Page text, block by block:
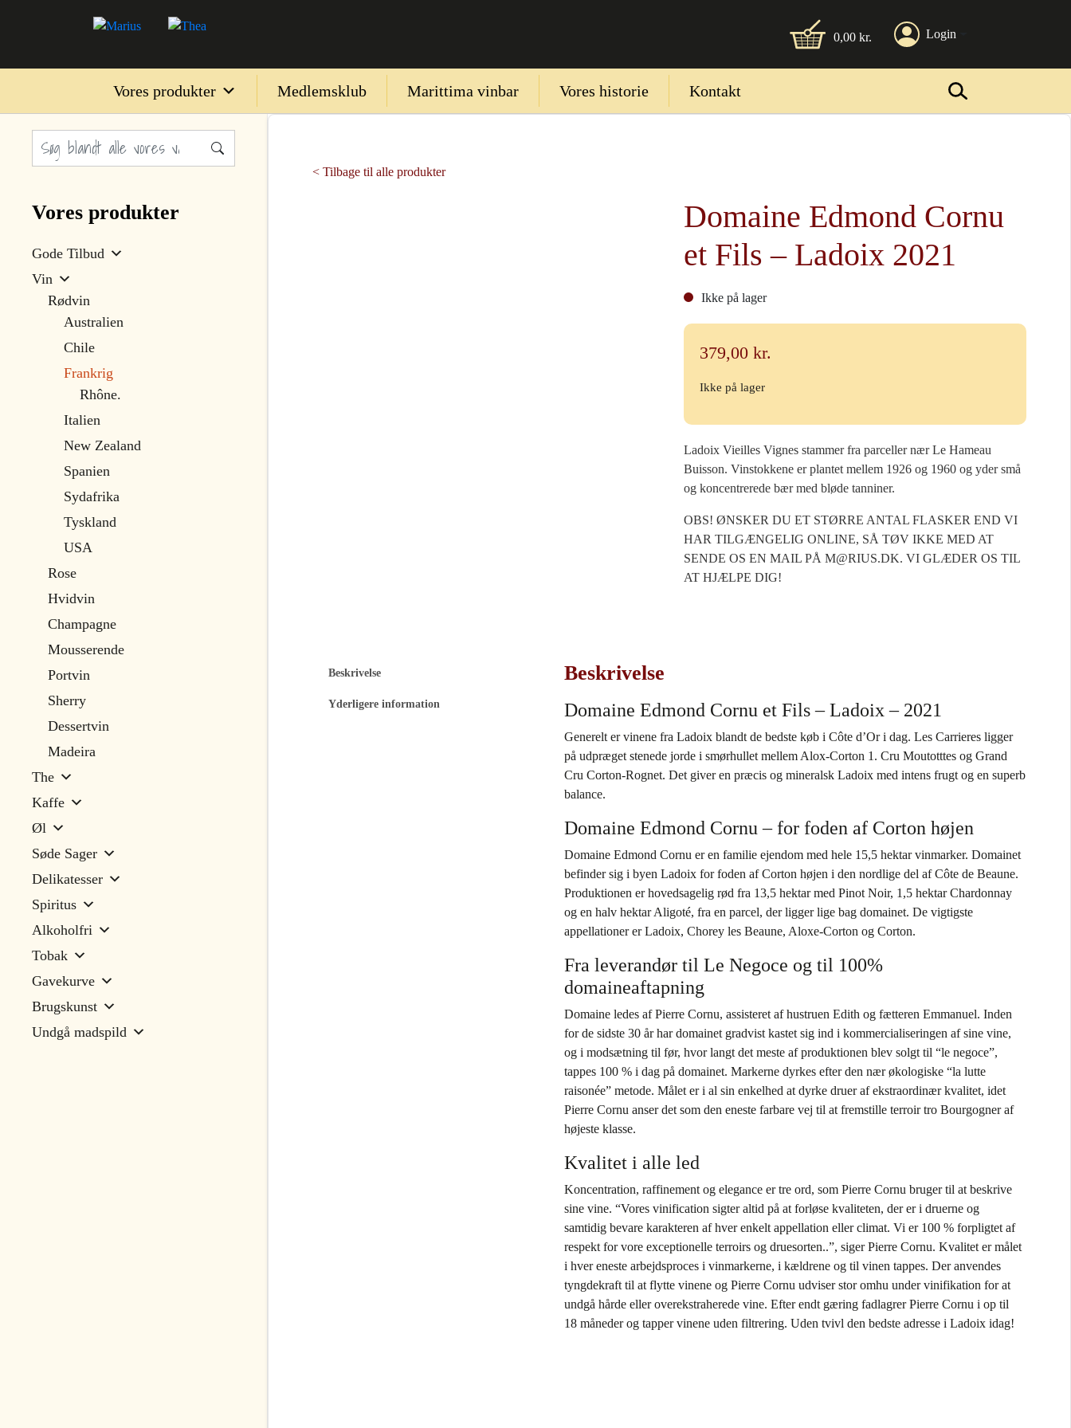
0,00kr. Login
Vores produkter Medlemsklub Marittima vinbar Vores historie Kontakt
Vores produkter
Gode Tilbud
Vin
Rødvin
Australien
Chile
Frankrig
Rhône.
Italien
New Zealand
Spanien
Sydafrika
Tyskland
USA
Rose
Hvidvin
Champagne
Mousserende
Portvin
Sherry
Dessertvin
Madeira
The
Kaffe
Øl
Søde Sager
Delikatesser
Spiritus
Alkoholfri
Tobak
Gavekurve
Brugskunst
Undgå madspild
< Tilbage til alle produkter
Domaine Edmond Cornu
et Fils – Ladoix 2021
Ikke på lager
379,00 kr.
Ikke på lager
Ladoix Vieilles Vignes stammer fra parceller nær Le Hameau
Buisson. Vinstokkene er plantet mellem 1926 og 1960 og yder små
og koncentrerede bær med bløde tanniner.
OBS! ØNSKER DU ET STØRRE ANTAL FLASKER END VI
HAR TILGÆNGELIG ONLINE, SÅ TØV IKKE MED AT
SENDE OS EN MAIL PÅ M@RIUS.DK. VI GLÆDER OS TIL
AT HJÆLPE DIG!
Beskrivelse
Yderligere information
Beskrivelse
Domaine Edmond Cornu et Fils – Ladoix – 2021
Generelt er vinene fra Ladoix blandt de bedste køb i Côte d’Or i dag. Les Carrieres ligger
på udpræget stenede jorde i smørhullet mellem Alox-Corton 1. Cru Moutotttes og Grand
Cru Corton-Rognet. Det giver en præcis og mineralsk Ladoix med intens frugt og en superb
balance.
Domaine Edmond Cornu – for foden af Corton højen
Domaine Edmond Cornu er en familie ejendom med hele 15,5 hektar vinmarker. Domainet
befinder sig i byen Ladoix for foden af Corton højen i den nordlige del af Côte de Beaune.
Produktionen er hovedsagelig rød fra 13,5 hektar med Pinot Noir, 1,5 hektar Chardonnay
og en halv hektar Aligoté, fra en parcel, der ligger lige bag domainet. De vigtigste
appellationer er Ladoix, Chorey les Beaune, Aloxe-Corton og Corton.
Fra leverandør til Le Negoce og til 100%
domaineaftapning
Domaine ledes af Pierre Cornu, assisteret af hustruen Edith og fætteren Emmanuel. Inden
for de sidste 30 år har domainet gradvist kastet sig ind i kommercialiseringen af sine vine,
og i modsætning til før, hvor langt det meste af produktionen blev solgt til “le negoce”,
tappes 100 % i dag på domainet. Markerne dyrkes efter den nær økologiske “la lutte
raisonée” metode. Målet er i al sin enkelhed at dyrke druer af ekstraordinær kvalitet, idet
Pierre Cornu anser det som den eneste farbare vej til at fremstille terroir tro Bourgogner af
højeste klasse.
Kvalitet i alle led
Koncentration, raffinement og elegance er tre ord, som Pierre Cornu bruger til at beskrive
sine vine. “Vores vinification sigter altid på at forløse kvaliteten, der er i druerne og
samtidig bevare karakteren af hver enkelt appellation eller climat. Vi er 100 % forpligtet af
respekt for vore exceptionelle terroirs og druesorten..”, siger Pierre Cornu. Kvalitet er målet
i hver eneste arbejdsproces i vinmarkerne, i kældrene og til vinen tappes. Der anvendes
tyngdekraft til at flytte vinene og Pierre Cornu udviser stor omhu under vinifikation for at
undgå hårde eller overekstraherede vine. Efter endt gæring fadlagrer Pierre Cornu i op til
18 måneder og tapper vinene uden filtrering. Uden tvivl den bedste adresse i Ladoix idag!